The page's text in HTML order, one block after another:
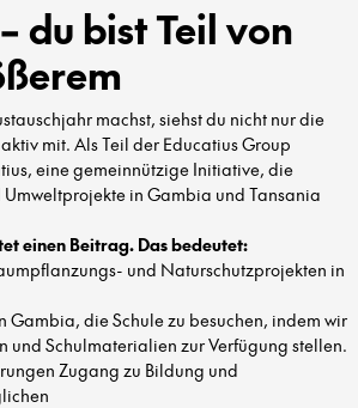
du bist Teil von
machst, siehst du nicht nur die
mit. Als Teil der Educatius Group
eine gemeinnützige Initiative, die
in Gambia und Tansania
einen Beitrag. Das bedeutet:
und Naturschutzprojekten in
Gambia, die Schule zu besuchen, indem wir
und Schulmaterialien zur Verfügung stellen.
Zugang zu Bildung und